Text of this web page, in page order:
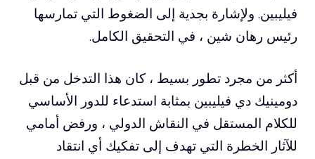
فيليبين. ولإشارة بجدية إلى الضغوط التي تمارسها
رئيس رهان شين ، في التحقيق الكامل.
أكثر من مجرد تطور بسيط ، كان هذا التدخل من قبل
دومينيك دي فيليبين بمثابة استدعاء للدور الأساسي
للكلام المستقل في النقاش الدولي ، ورفض أمامي
للآثار الخطرة التي تهدف إلى تفكيك أي انتقاد